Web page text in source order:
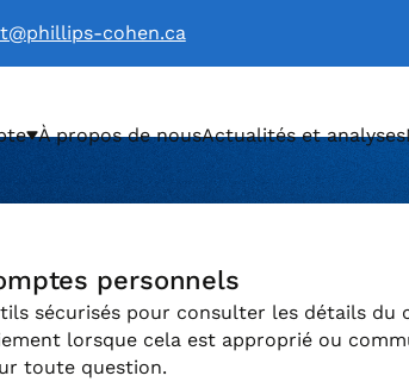
cohen.ca
personnels
sécurisés pour consulter les détails du
lorsque cela est approprié ou
toute question.
À propos de nousActualités et analyses